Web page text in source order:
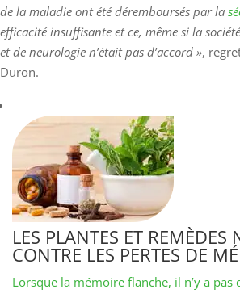
de la maladie ont été déremboursés par la
efficacité insuffisante et ce, même si la
et de neurologie n’était pas d’accord »,
Duron.
LES PLANTES ET REMÈDES
CONTRE LES PERTES DE
Lorsque la mémoire flanche, il n’y a pas